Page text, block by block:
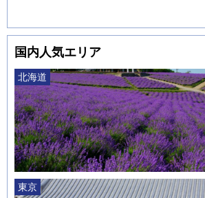
国内人気エリア
北海道
東京